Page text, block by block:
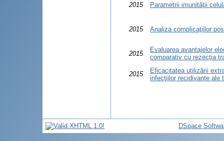
2015 Parametrii imunităţii
2015 Analiza complicaţiilor
2015
Evaluarea avantajelor
comparativ cu rezecţia
2015
Eficacitatea utilizării
infecţiilor recidivante ale
DSpace